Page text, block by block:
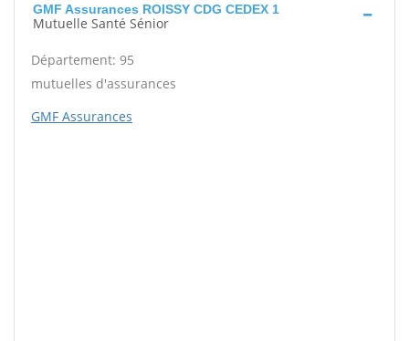
GMF Assurances ROISSY CDG CEDEX 1
Mutuelle Santé Sénior
Département: 95
mutuelles d'assurances
GMF Assurances